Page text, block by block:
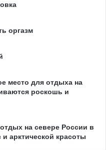
оргазм
место для отдыха на
роскошь и
на севере России в
арктической красоты